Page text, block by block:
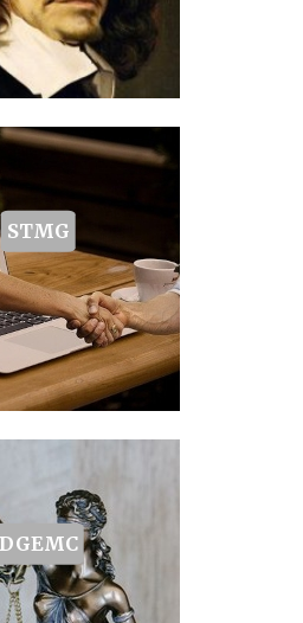
STMG
DGEMC